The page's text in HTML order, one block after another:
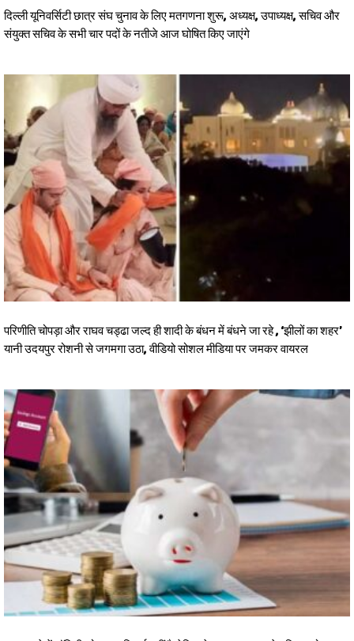
दिल्ली यूनिवर्सिटी छात्र संघ चुनाव के लिए मतगणना शुरू, अध्यक्ष, उपाध्यक्ष, सचिव और
संयुक्त सचिव के सभी चार पदों के नतीजे आज घोषित किए जाएंगे
परिणीति चोपड़ा और राघव चड्ढा जल्द ही शादी के बंधन में बंधने जा रहे , ‘झीलों का शहर’
यानी उदयपुर रोशनी से जगमगा उठा, वीडियो सोशल मीडिया पर जमकर वायरल